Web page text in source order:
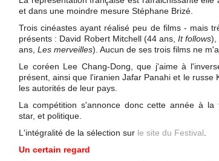
et dans une moindre mesure Stéphane Brizé.
Trois cinéastes ayant réalisé peu de films - mais
présents : David Robert Mitchell (44 ans,It follows),
ans, Les merveilles). Aucun de ses trois films ne
Le coréen Lee Chang-Dong, que j'aime à
présent, ainsi que l'iranien Jafar Panahi et le
les autorités de leur pays.
La compétition s'annonce donc cette année à
star, et politique.
L'intégralité de la sélection sur le site du Festival
Un certain regard